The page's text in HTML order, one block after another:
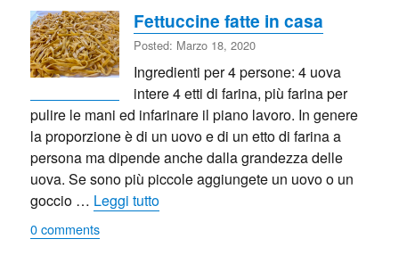
Fettuccine fatte in casa
Posted: Marzo 18, 2020
Ingredienti per 4 persone: 4 uova
intere 4 etti di farina, più farina per
pulire le mani ed infarinare il piano lavoro. In genere
la proporzione è di un uovo e di un etto di farina a
persona ma dipende anche dalla grandezza delle
uova. Se sono più piccole aggiungete un uovo o un
goccio … Leggi tutto“Fettuccine fatte in casa”
0 comments